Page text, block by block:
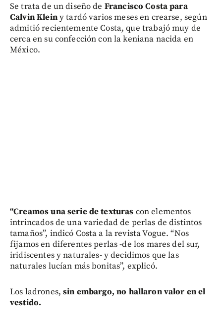
Se trata de un diseño de Francisco Costa para
Calvin Kleiny tardó varios meses en crearse, según
admitió recientemente Costa, que trabajó muy de
cerca en su confección con la keniana nacida en
México.
“Creamos una serie de texturas con elementos
intrincados de una variedad de perlas de distintos
tamaños”, indicó Costa a la revista Vogue. “Nos
fijamos en diferentes perlas -de los mares del sur,
iridiscentes y naturales- y decidimos que las
naturales lucían más bonitas”, explicó.
Los ladrones, sin embargo, no hallaron valor en el
vestido.